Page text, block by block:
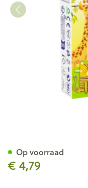
€ 4,79
Op voorraad